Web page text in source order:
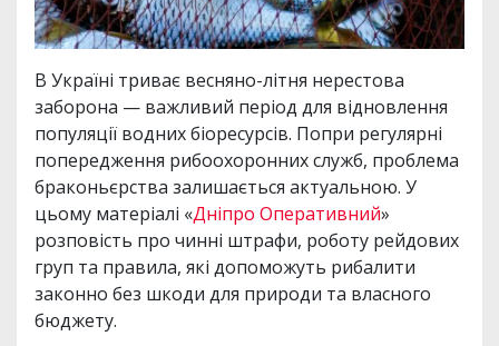
В Україні триває весняно-літня нерестова
заборона — важливий період для відновлення
популяції водних біоресурсів. Попри регулярні
попередження рибоохоронних служб, проблема
браконьєрства залишається актуальною. У
цьому матеріалі «Дніпро Оперативний»
розповість про чинні штрафи, роботу рейдових
груп та правила, які допоможуть рибалити
законно без шкоди для природи та власного
бюджету.